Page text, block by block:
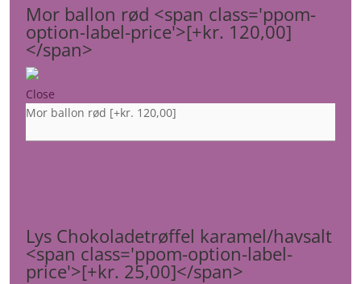
Mor ballon rød <span class='ppom-
option-label-price'>[+kr. 120,00]
</span>
Close
Mor ballon rød [+kr. 120,00]
Lys Chokoladetrøffel karamel/havsalt
<span class='ppom-option-label-
price'>[+kr. 25,00]</span>